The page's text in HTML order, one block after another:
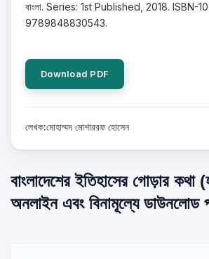
বাংলা. Series: 1st Published, 2018. ISBN-10:
9789848830543.
Download PDF
লেখক:মোহাম্মদ মোশাররফ হোসেন
বাংলাদেশের ইতিহাসের গোড়ার কথা
অনলাইন এবং বিনামূল্যে ডাউনলোড